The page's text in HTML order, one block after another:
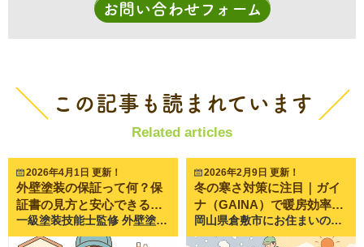
お問い合わせフォーム
この記事も読まれています
Related articles
2026年4月1日 更新！
外壁塗装の保証って何？保
証書の見方と安心できる業
者の特徴
一級塗装技能士監修 外壁塗装は決して安い工事ではありません。そのため「もし塗装後に不具合が出たらどうなるの？」「保証はあるの？」といった不安を感じる方も多いと思います。 実際に倉敷市や岡山市でも、外壁塗装のご相談をいただく際に「保証は何年ありますか？」という質問はとても多くあります。しかし、保証について正しく理解している方は意外と少ないのが現状です。 外壁塗装の保証は、単に「〇年保証」と書かれているだけでは安心とは言えません。保証の内容や範囲、業者の対応によって安心度は大きく変わります。 この記事では、外壁塗装の保証の基本、保証書の見方、そして安心できる業者の特徴について、塗装専門業者の視点からわかりやすく解説します。 外壁塗装の「保証」とは何を保証しているのか 外壁塗装の保証とは、工事後に塗装の不具合が起きた場合に、業者が補修などの対応を行うことを約束するものです。 ただし、すべてのトラブルが保証対象になるわけではありません。 保証には「対象となる不具合」と「対象外のケース」があります。 保証の対象になるトラブル 一般的に保証対象になるのは、施工が原因で発生した不具合です。 例えば次のような症状です。 ・塗膜の剥がれ ・塗装の膨れ ・著しい変色 ・施工不良による塗装の劣化 これらは塗装工事の品質に関わる問題のため、保証で補修されるケースが多いです。 保証がある理由 外壁塗装は、見た目だけでなく建物を守る大切な役割があります。 もし施工不良があれば、雨水の侵入や劣化の進行につながる可能性もあります。そのため、多くの塗装業者は保証制度を設けて、工事後の安心を提供しています。 外壁塗装の保証には主に2種類ある 外壁塗装の保証は大きく分けると2種類あります。 ・施工保証 ・メーカー保証 それぞれ内容が違うため、両方を理解しておくことが大切です。 施工保証（工事保証） 施工保証とは、塗装業者が工事の品質について責任を持つ保証です。 例えば ・塗り方の不良 ・下地処理不足 ・施工ミス などが原因で不具合が発生した場合に補修対応を行います。 多くの外壁塗装では、この施工保証が基本になります。 メーカー保証（塗料保証） メーカー保証とは、塗料メーカーが塗料の品質を保証するものです。 ただし注意が必要なのは、メーカー保証が付くケースはそれほど多くないことです。塗料メーカーの保証は、指定施工店や特定の条件を満たした場合に限られることが多いです。 そのため、一般的な住宅塗装では施工保証が中心になります。 保証年数は何年が一般的？塗料ごとの目安 外壁塗装の保証年数は、使用する塗料や施工内容によって変わります。 一般的な目安は次の通りです。 シリコン塗料の保証年数 シリコン塗料は現在もっとも多く使われている塗料です。 保証年数の目安 5年〜8年程度 耐久性と価格のバランスが良く、住宅塗装では主流の塗料です。 フッ素・無機塗料の保証年数 耐久性が高い塗料の場合は、保証期間も長くなる傾向があります。 フッ素塗料 7年〜10年程度 無機塗料 10年前後 ただし、保証年数は業者によって設定が異なるため、必ず保証内容を確認することが大切です。 保証書の見方｜ここをチェックすると安心 外壁塗装では、保証書の内容をしっかり確認することが重要です。 特に次の3つは必ずチェックしましょう。 保証対象の範囲 保証書には「どこまで保証されるか」が書かれています。 例えば ・外壁塗装のみ ・屋根塗装 ・付帯部 など、対象範囲が明確になっているか確認しましょう。 免責事項 保証書には「保証対象外」の条件も記載されています。 例えば ・自然災害 ・地震 ・台風による破損 ・建物の構造問題 などは保証外になることが一般的です。 保証期間と条件 保証期間だけでなく ・定期点検の有無 ・保証を受けるための条件 なども重要です。 保証書の内容が具体的に書かれている業者ほど、工事後の対応もしっかりしている傾向があります。 「保証が長い＝安心」とは限らない理由 外壁塗装では「10年保証」「15年保証」といった言葉をよく見かけます。 しかし、保証年数が長いだけで安心とは限りません。 保証年数だけを強調する業者 保証年数だけを強調して、保証内容が曖昧なケースもあります。 例えば ・保証条件が厳しい ・実際は対応してもらえない ・保証範囲が非常に狭い といった場合もあります。 保証内容が曖昧なケース 保証書がない、または内容が簡単すぎる場合は注意が必要です。 本当に信頼できる業者は ・保証内容 ・保証範囲 ・保証条件 をしっかり説明してくれます。 安心できる外壁塗装業者の特徴 保証の内容を見ると、その業者の姿勢がよく分かります。 安心できる業者には次のような特徴があります。 保証内容を具体的に説明してくれる 信頼できる業者は、保証について丁寧に説明してくれます。 ・どこまで保証するのか ・どんな場合が対象外か ・どんな対応をするのか こうした説明があると安心です。 保証書をきちんと発行する 口約束ではなく、書面で保証書を発行する業者を選びましょう。 保証書があることで、工事後のトラブルも防ぎやすくなります。 アフター点検がある 外壁塗装は工事後の点検も重要です。 定期的に状態を確認することで、小さな劣化を早めに見つけることができます。 倉敷でよくあるご相談｜保証についての疑問 ペイントプロ美達でも、保証についてさまざまなご相談をいただきます。 例えば 「保証は何年ありますか？」 「もし剥がれたら直してもらえるんですか？」 「保証書はもらえるんですか？」 といったご質問です。 実際には、保証の年数だけではなく ・どこまで対応するのか ・どんな工事内容なのか といった部分がとても重要です。 私たちも現地調査の際には、塗料の種類や建物の状態を確認したうえで、保証内容をできるだけ分かりやすくご説明するようにしています。 まとめ｜保証は「内容」と「業者の姿勢」を見ることが大切 外壁塗装の保証は、工事後の安心につながる大切なポイントです。 ただし ・保証年数 ・保証内容 ・保証範囲 をきちんと確認することが重要です。 また、保証書を発行してくれるかどうか、アフター対応があるかどうかも業者選びの大切な判断材料になります。 外壁塗装は10年〜15年に一度の大切なメンテナンスです。だからこそ、工事後も安心して相談できる業者を選ぶことが大切です。 もし外壁の劣化や塗装をご検討中の方は、まずは建物の状態を確認することから始めてみてください。 ペイントプロ美達では、倉敷市・岡山市を中心に外壁や屋根の現地調査やご相談を承っています。塗装の保証についてのご質問や、塗り替えのタイミングなども分かりやすくご説明しています。 「そろそろ塗装が必要かもしれない」 「保証について詳しく知りたい」 そんな方は、どうぞお気軽にお問い合わせください。住まいの状態に合わせて、無理のない塗装計画をご提案いたします。
2026年2月9日 更新！
冬の寒さ対策に注目｜ガイ
ナ（GAINA）で暖房効率を
高め、光熱費を抑える断熱
塗装とは？
岡山県倉敷市にお住まいのみなさま、こんにちは。 倉敷市を拠点に外壁塗装・屋根塗装を行っているペイントプロ美達です。 冬になると、 ・暖房をつけても部屋がなかなか暖まらない ・朝起きると窓や壁に結露が発生している ・電気代やガス代が高くなり、暖房を我慢してしまう このようなお悩みを感じている方は多いのではないでしょうか。 倉敷市は岡山県内でも比較的温暖な地域ですが、それでも冬場は朝晩を中心に冷え込みます。 特に築年数が経過した住宅では、家の中に入ると「外より寒く感じる」といったケースも珍しくありません。 その原因は、暖房器具ではなく建物そのものにある場合が多いのです。 冬の寒さの原因は外壁と屋根から逃げる熱 室内で暖房によって暖められた空気は、時間とともに外へ逃げていきます。 その主な逃げ道となるのが、外壁や屋根といった建物の外側部分です。 外壁塗装や屋根塗装を長期間行っていない住宅では、塗膜が劣化し、本来の保護性能が低下しています。 その結果、外気温の影響を受けやすくなり、冬は室内の暖かさが外へ流れ出てしまいます。 暖房を強くしても足元が寒い、エアコンを止めるとすぐ冷えるといった症状は、断熱性能の低下が原因であることが多いのです。 こうした状況を改善する方法として、近年注目されているのが断熱性能を持つ塗料を使った外壁塗装・屋根塗装です。 ガイナ（GAINA）とはどんな塗料なのか ガイナは、宇宙開発の分野で研究された断熱技術を応用して誕生した高機能塗料です。 一般的な塗料は外観を整え、雨風や紫外線から建物を守る役割が中心ですが、ガイナは熱の移動そのものを抑えるという特徴を持っています。 塗膜の中には非常に細かな特殊セラミックが含まれており、この粒子が熱の伝導や放射を抑制します。 そのため、冬は室内の暖かさを外に逃がしにくく、夏は外からの熱を室内に伝えにくくなります。 倉敷市でも、外壁塗装や屋根塗装の際にガイナを選ばれる方が増えており、見た目の美しさだけでなく住まいの快適性を重視する傾向が強まっています。 外壁塗装・屋根塗装で実感しやすい冬の効果 ガイナを使用した外壁塗装・屋根塗装では、冬場にさまざまな変化を実感される方が多くいらっしゃいます。 まず、暖房の効きが良くなります。 エアコンやファンヒーターを使った際、部屋が暖まるまでの時間が短くなり、その暖かさが持続しやすくなります。 倉敷市の住宅では、築15年から25年ほど経過している建物が多く、当時の断熱基準では現在ほど性能が高くありません。 そのような住宅で外壁塗装にガイナを採用すると、室内の温度変化が穏やかになり、朝晩の冷え込みによる不快感が軽減されやすくなります。 また、屋根塗装でガイナを施工した場合、屋根面から伝わる冷気が抑えられ、最上階や吹き抜けのある住宅でも寒さを感じにくくなります。 屋根は外気の影響を最も受けやすい部分の一つであり、ここを対策することで住まい全体の快適性が大きく変わります。 さらに、結露の軽減も期待できます。 壁や天井の表面温度が安定することで、室内外の温度差が小さくなり、結露の発生が抑えられます。 結露が減ることで、カビやダニの発生リスクが下がり、健康面でも安心につながります。 防音性の向上もガイナの特徴 ガイナは断熱性能だけでなく、防音性にも優れています。 塗膜が音の振動を吸収・緩和するため、外からの車の走行音や生活音がやわらいだと感じる方も少なくありません。 特に屋根塗装でガイナを使用した場合、雨音が静かになったという声は倉敷市でも多く聞かれます。 夜間や雨の日でも落ち着いて過ごしやすくなる点は、大きなメリットの一つです。 ガイナは冬だけでなく一年を通して効果を発揮 ガイナは冬の寒さ対策として注目されがちですが、実際には一年中効果を発揮する塗料です。 夏場は屋根や外壁から伝わる熱を抑え、室内温度の上昇を防ぎます。 外壁塗装・屋根塗装によって建物の断熱性能を底上げすることで、冷暖房に頼りすぎない住まいづくりが可能になります。 冷暖房の使用時間が減れば、電気代やガス代の削減にもつながります。 倉敷市でも、毎月の光熱費を見直したいという理由からガイナを検討される方が増えており、長期的な視点での住まいのメンテナンスとして選ばれています。 外壁・屋根だけでなく室内にも施工可能 ガイナは外壁塗装・屋根塗装だけでなく、室内の壁や天井にも施工できます。 最上階の部屋や北側の部屋など、冬に特に冷えやすい空間では、室内施工によって体感温度が大きく変わるケースもあります。 倉敷市の住宅構造や生活スタイルに合わせて、外部のみ施工するのか、室内も含めるのかを検討することが大切です。 ガイナは汚れやすいという噂の真実 インターネット上では、ガイナは汚れやすいという情報を見かけることがあります。 しかし、その多くは施工方法が適切でなかったケースによるものです。 ガイナはメーカーが定める塗布量や工程を守らなければ、本来の性能を発揮できません。 塗膜が薄い状態では、汚れが付着しやすくなる場合があります。 外壁塗装・屋根塗装でガイナを選ぶ際は、塗料の特性を理解し、正しい施工ができる業者を選ぶことが重要です。 ガイナを選ぶ前に知っておきたい注意点 ガイナには多くのメリットがありますが、事前に知っておきたい特徴もあります。 ・色の選択肢が限られている ・艶のないマットな仕上がりになる ・表面にややざらつきが出る これらはガイナ特有の性質であり、欠点ではありません。 理解したうえで選ぶことで、外壁塗装・屋根塗装後の後悔を防ぐことができます。 まとめ｜冬の寒さ対策は塗装から見直すという選択 冬の寒さ対策というと暖房器具の性能に目が向きがちですが、建物そのものの性能を高めることも非常に重要です。 外壁塗装や屋根塗装によって断熱性能を向上させることで、快適さと省エネの両立が可能になります。 倉敷市で外壁塗装・屋根塗装をご検討中の方は、断熱塗料ガイナという選択肢もぜひご検討ください。 住まいの状態に合わせたご提案は、ペイントプロ美達までお気軽にご相談ください。 ▼▼▼お問い合わせはこちらから▼▼▼ ↓↓↓無料で見積相談してみませんか？↓↓↓ お電話でのお問い合わせはこちら⇒0120-07-3102 ホームページからのお問い合わせはこちら⇒お問い合わせフォーム ペイントプロ美達は岡山県倉敷市を中心に高品質な 屋根塗装・外壁塗装・雨漏り工事・防水工事をご提供する専門店です